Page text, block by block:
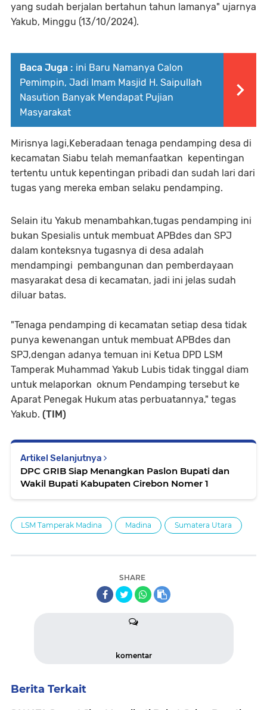
yang sudah berjalan bertahun tahun lamanya" ujarnya
Yakub, Minggu (13/10/2024).
Baca Juga : ini Baru Namanya Calon
Pemimpin, Jadi Imam Masjid H. Saipullah
Nasution Banyak Mendapat Pujian
Masyarakat
Mirisnya lagi,Keberadaan tenaga pendamping desa di
kecamatan Siabu telah memanfaatkan kepentingan
tertentu untuk kepentingan pribadi dan sudah lari dari
tugas yang mereka emban selaku pendamping.
Selain itu Yakub menambahkan,tugas pendamping ini
bukan Spesialis untuk membuat APBdes dan SPJ
dalam konteksnya tugasnya di desa adalah
mendampingi pembangunan dan pemberdayaan
masyarakat desa di kecamatan, jadi ini jelas sudah
diluar batas.
"Tenaga pendamping di kecamatan setiap desa tidak
punya kewenangan untuk membuat APBdes dan
SPJ,dengan adanya temuan ini Ketua DPD LSM
Tamperak Muhammad Yakub Lubis tidak tinggal diam
untuk melaporkan oknum Pendamping tersebut ke
Aparat Penegak Hukum atas perbuatannya," tegas
Yakub. (TIM)
Artikel Selanjutnya
DPC GRIB Siap Menangkan Paslon Bupati dan
Wakil Bupati Kabupaten Cirebon Nomer 1
LSM Tamperak Madina Madina Sumatera Utara
SHARE
komentar
Berita Terkait